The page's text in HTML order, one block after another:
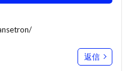
返信